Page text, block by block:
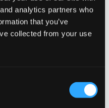
analytics partners who
that you’ve
collected from your use